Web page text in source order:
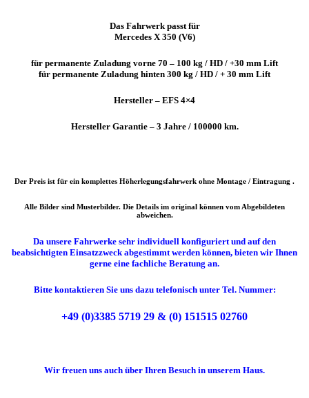
Das Fahrwerk passt für
Mercedes X 350 (V6)
für permanente Zuladung vorne 70 – 100 kg / HD / +30 mm Lift
für permanente Zuladung hinten 300 kg / HD / + 30 mm Lift
Hersteller – EFS 4×4
Hersteller Garantie – 3 Jahre / 100000 km.
Der Preis ist für ein komplettes Höherlegungsfahrwerk ohne Montage / Eintragung .
Alle Bilder sind Musterbilder. Die Details im original können vom Abgebildeten
abweichen.
Da unsere Fahrwerke sehr individuell konfiguriert und auf den
beabsichtigten Einsatzzweck abgestimmt werden können, bieten wir Ihnen
gerne eine fachliche Beratung an.
Bitte kontaktieren Sie uns dazu telefonisch unter Tel. Nummer:
+49 (0)3385 5719 29 & (0) 151515 02760
Wir freuen uns auch über Ihren Besuch in unserem Haus.